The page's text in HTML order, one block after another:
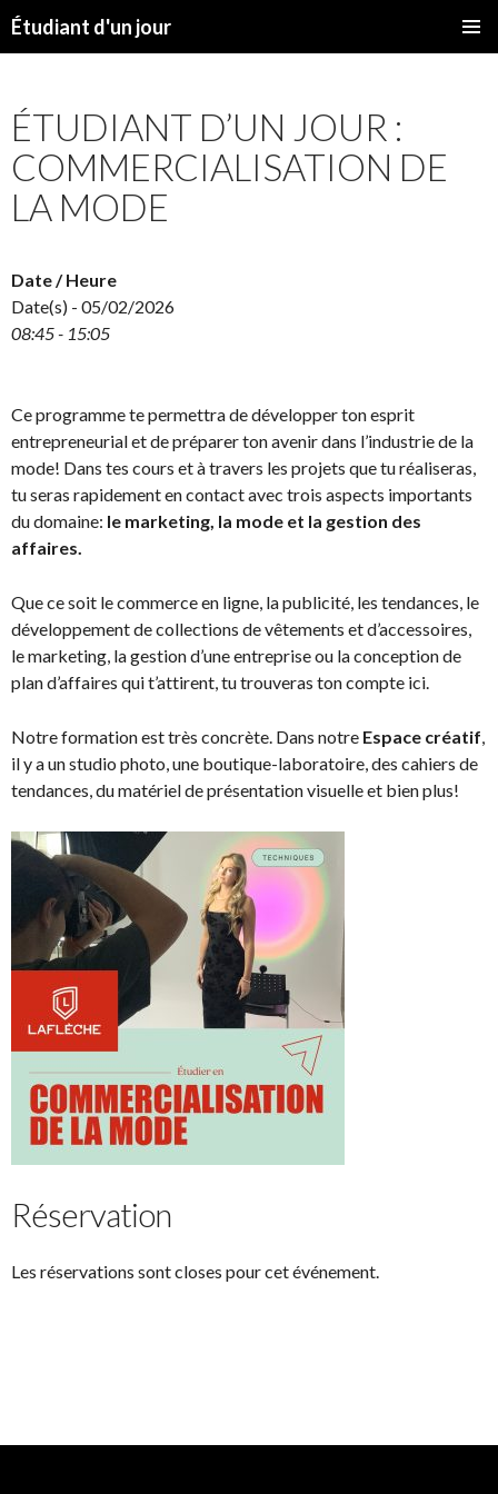
Étudiant d'un jour
ÉTUDIANT D’UN JOUR :
COMMERCIALISATION DE
LA MODE
Date / Heure
Date(s) - 05/02/2026
08:45 - 15:05
Ce programme te permettra de développer ton esprit
entrepreneurial et de préparer ton avenir dans l’industrie de la
mode! Dans tes cours et à travers les projets que tu réaliseras,
tu seras rapidement en contact avec trois aspects importants
du domaine: le marketing, la mode et la gestion des
affaires.
Que ce soit le commerce en ligne, la publicité, les tendances, le
développement de collections de vêtements et d’accessoires,
le marketing, la gestion d’une entreprise ou la conception de
plan d’affaires qui t’attirent, tu trouveras ton compte ici.
Notre formation est très concrète. Dans notre Espace créatif,
il y a un studio photo, une boutique-laboratoire, des cahiers de
tendances, du matériel de présentation visuelle et bien plus!
Réservation
Les réservations sont closes pour cet événement.